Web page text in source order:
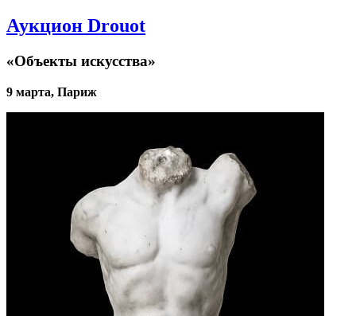
Аукцион Drouot
«Объекты искусства»
9 марта, Париж